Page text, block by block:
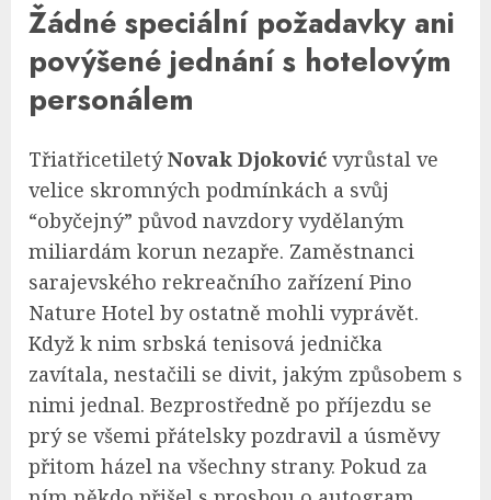
Žádné speciální požadavky ani
povýšené jednání s hotelovým
personálem
TřiatřicetiletýNovak Djoković vyrůstal ve
velice skromných podmínkách a svůj
“obyčejný” původ navzdory vydělaným
miliardám korun nezapře. Zaměstnanci
sarajevského rekreačního zařízení Pino
Nature Hotel by ostatně mohli vyprávět.
Když k nim srbská tenisová jednička
zavítala, nestačili se divit, jakým způsobem s
nimi jednal. Bezprostředně po příjezdu se
prý se všemi přátelsky pozdravil a úsměvy
přitom házel na všechny strany. Pokud za